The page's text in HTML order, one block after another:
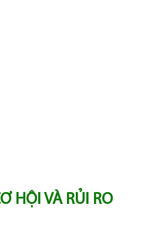
HỘI VÀ RỦI RO